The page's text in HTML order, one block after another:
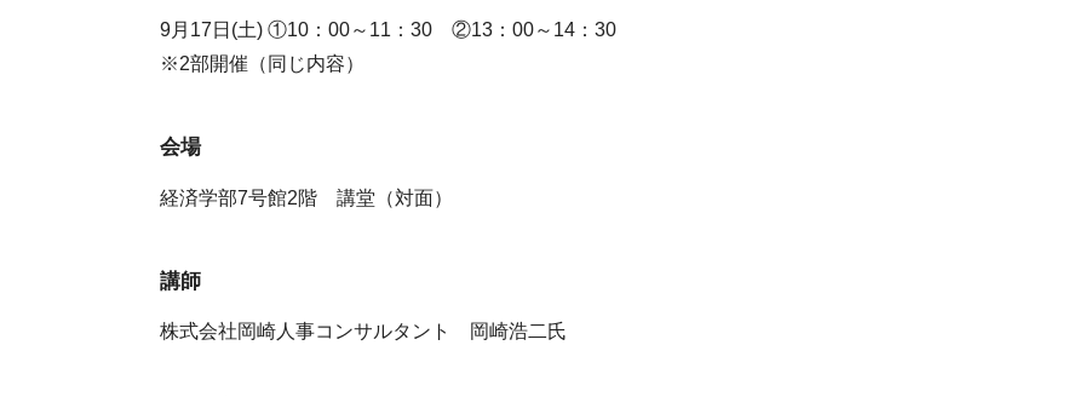
9月17日(土) ①10：00～11：30 ②13：00～14：30
※2部開催（同じ内容）
会場
経済学部7号館2階 講堂（対面）
講師
株式会社岡崎人事コンサルタント 岡崎浩二氏